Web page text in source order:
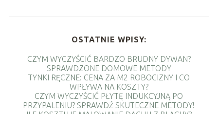
OSTATNIE WPISY:
CZYM WYCZYŚCIĆ BARDZO BRUDNY DYWAN?
SPRAWDZONE DOMOWE METODY
TYNKI RĘCZNE: CENA ZA M2 ROBOCIZNY I CO
WPŁYWA NA KOSZTY?
CZYM WYCZYŚCIĆ PŁYTĘ INDUKCYJNĄ PO
PRZYPALENIU? SPRAWDŹ SKUTECZNE METODY!